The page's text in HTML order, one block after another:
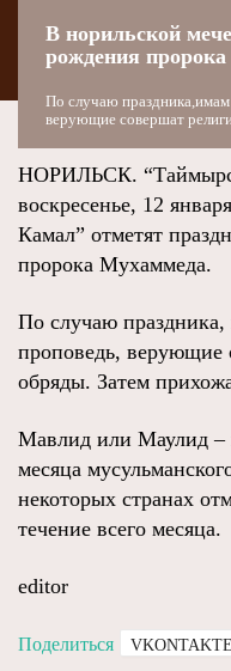
В норильской
рождения
По случаю
верующие совершат
НОРИЛЬСК.
воскресенье, 12
Камал” отметят
пророка Мухаммеда.
По случаю
проповедь, верующие
обряды. Затем
Мавлид или Маулид –
месяца
некоторых странах
течение всего месяца.
editor
Поделиться VKONTAKTE